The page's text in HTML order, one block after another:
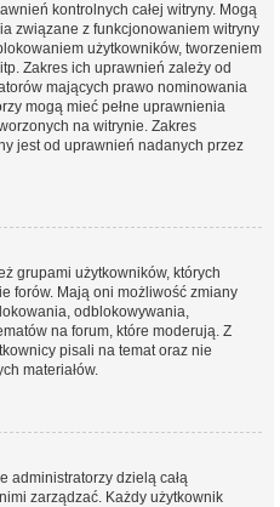
kontrolnych całej witryny. Mogą
związane z funkcjonowaniem witryny
użytkowników, tworzeniem
Zakres ich uprawnień zależy od
mających prawo nominowania
mogą mieć pełne uprawnienia
na witrynie. Zakres
jest od uprawnień nadanych przez
grupami użytkowników, których
forów. Mają oni możliwość zmiany
odblokowywania,
na forum, które moderują. Z
pisali na temat oraz nie
materiałów.
administratorzy dzielą całą
zarządzać. Każdy użytkownik